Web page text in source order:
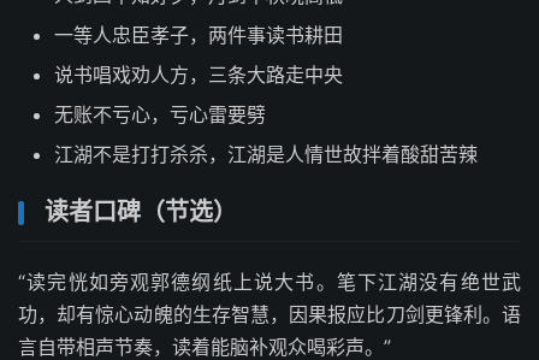
一等人忠臣孝子，两件事读书耕田
说书唱戏劝人方，三条大路走中央
无账不亏心，亏心雷要劈
江湖不是打打杀杀，江湖是人情世故拌着酸甜苦辣
读者口碑（节选）
“读完恍如旁观郭德纲纸上说大书。笔下江湖没有绝世武
功，却有惊心动魄的生存智慧，因果报应比刀剑更锋利。语
言自带相声节奏，读着能脑补观众喝彩声。”